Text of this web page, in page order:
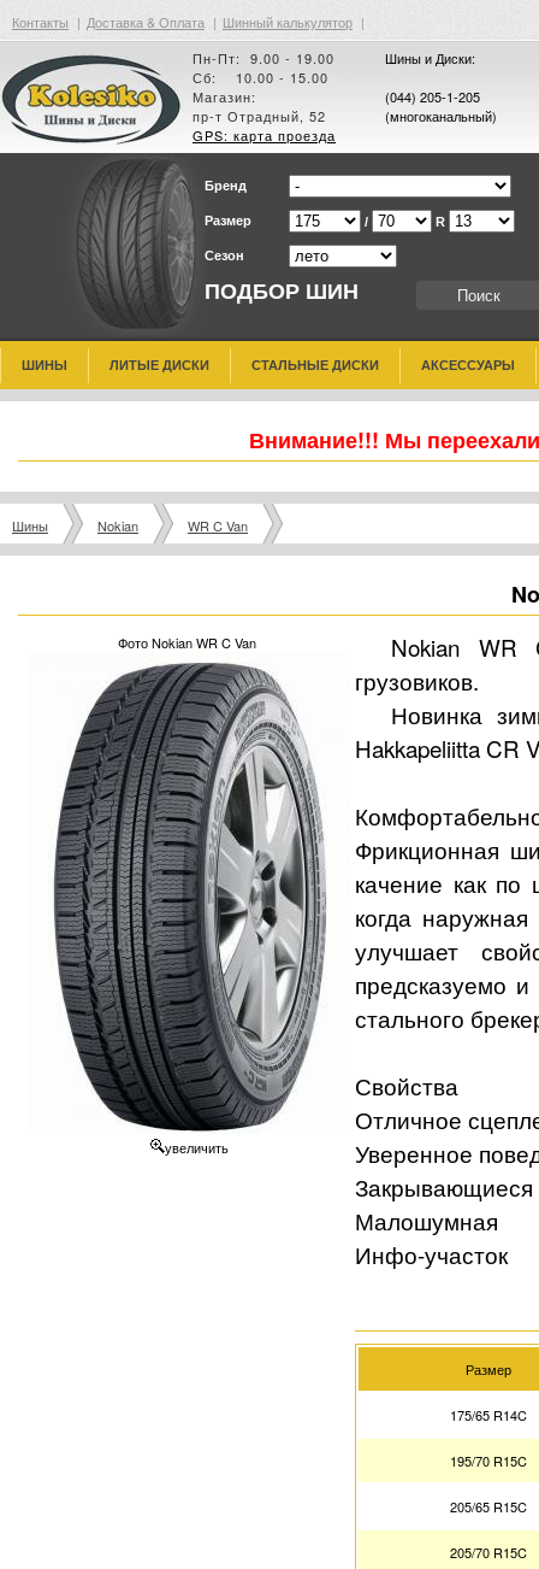
Контакты | Доставка & Оплата | Шинный калькулятор |
Пн-Пт: 9.00 - 19.00
Сб: 10.00 - 15.00
Магазин:
пр-т Отрадный, 52
GPS: карта проезда
Шины и Диски:
(044) 205-1-205
(многоканальный)
ПОДБОР ШИН
Бренд
Размер / R
Сезон
ШИНЫ ЛИТЫЕ ДИСКИ СТАЛЬНЫЕ ДИСКИ АКСЕССУАРЫ
Внимание!!! Мы
Шины Nokian WR C Van
Фото Nokian WR C Van
увеличить
Nokian WR
грузовиков.
Новинка
Hakkapeliitta CR
Фрикционная
качение как по
когда
улучшает
предсказуемо
стального
Свойства
Отличное
Уверенное
Закрывающиеся
Малошумная
Инфо-участок
Размер
175/65 R14C
195/70 R15C
205/65 R15C
205/70 R15C